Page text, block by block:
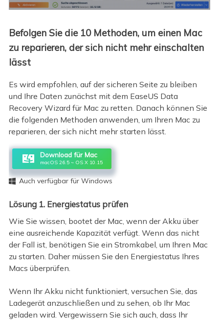
Befolgen Sie die 10 Methoden, um einen Mac
zu reparieren, der sich nicht mehr einschalten
lässt
Es wird empfohlen, auf der sicheren Seite zu bleiben
und Ihre Daten zunächst mit dem EaseUS Data
Recovery Wizard für Mac zu retten. Danach können Sie
die folgenden Methoden anwenden, um Ihren Mac zu
reparieren, der sich nicht mehr starten lässt.
Download für Mac
macOS 26.5 ~ OS X 10.15
 Auch verfügbar für Windows
Lösung 1. Energiestatus prüfen
Wie Sie wissen, bootet der Mac, wenn der Akku über
eine ausreichende Kapazität verfügt. Wenn das nicht
der Fall ist, benötigen Sie ein Stromkabel, um Ihren Mac
zu starten. Daher müssen Sie den Energiestatus Ihres
Macs überprüfen.
Wenn Ihr Akku nicht funktioniert, versuchen Sie, das
Ladegerät anzuschließen und zu sehen, ob Ihr Mac
geladen wird. Vergewissern Sie sich auch, dass Ihr